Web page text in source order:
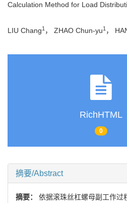
Calculation Method for Load
LIU Chang1 ， ZHAO Chun-yu1 ，
RichHTML
0
摘要/Abstract
摘要： 依据滚珠丝杠螺母副工作过